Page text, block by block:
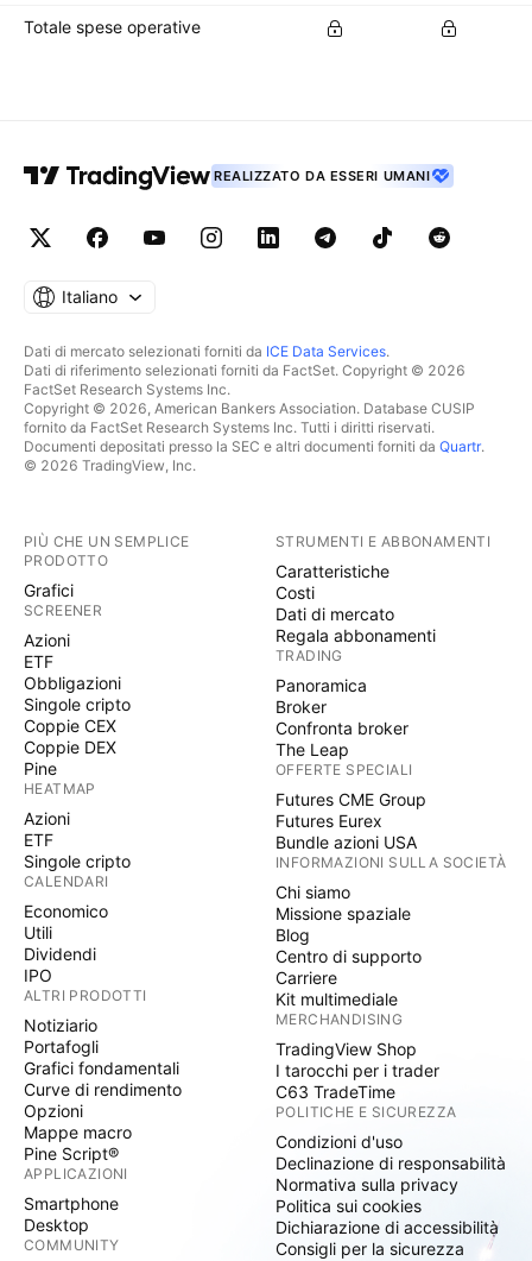
Totale spese operative
REALIZZATO DA ESSERI UMANI
Italiano
Dati di mercato selezionati forniti da ICE Data Services.
Dati di riferimento selezionati forniti da FactSet. Copyright © 2026
FactSet Research Systems Inc.
Copyright © 2026, American Bankers Association. Database CUSIP
fornito da FactSet Research Systems Inc. Tutti i diritti riservati.
Documenti depositati presso la SEC e altri documenti forniti da Quartr.
© 2026 TradingView, Inc.
PIÙ CHE UN SEMPLICE
PRODOTTO
Grafici
SCREENER
Azioni
ETF
Obbligazioni
Singole cripto
Coppie CEX
Coppie DEX
Pine
HEATMAP
Azioni
ETF
Singole cripto
CALENDARI
Economico
Utili
Dividendi
IPO
ALTRI PRODOTTI
Notiziario
Portafogli
Grafici fondamentali
Curve di rendimento
Opzioni
Mappe macro
Pine Script®
APPLICAZIONI
Smartphone
Desktop
COMMUNITY
STRUMENTI E ABBONAMENTI
Caratteristiche
Costi
Dati di mercato
Regala abbonamenti
TRADING
Panoramica
Broker
Confronta broker
The Leap
OFFERTE SPECIALI
Futures CME Group
Futures Eurex
Bundle azioni USA
INFORMAZIONI SULLA SOCIETÀ
Chi siamo
Missione spaziale
Blog
Centro di supporto
Carriere
Kit multimediale
MERCHANDISING
TradingView Shop
I tarocchi per i trader
C63 TradeTime
POLITICHE E SICUREZZA
Condizioni d'uso
Declinazione di responsabilità
Normativa sulla privacy
Politica sui cookies
Dichiarazione di accessibilità
Consigli per la sicurezza